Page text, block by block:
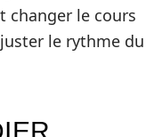
changer le cours
le rythme du